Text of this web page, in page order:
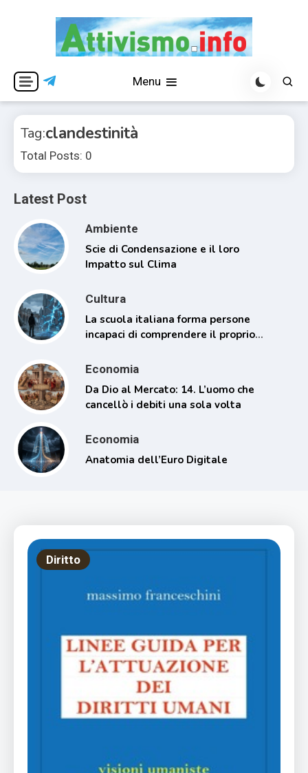
Attivismo.info
Menu
Tag:clandestinità
Total Posts: 0
Latest Post
Ambiente
Scie di Condensazione e il loro
Impatto sul Clima
Cultura
La scuola italiana forma persone
incapaci di comprendere il proprio
Economia
Da Dio al Mercato: 14. L’uomo che
cancellò i debiti una sola volta
Economia
Anatomia dell’Euro Digitale
Diritto